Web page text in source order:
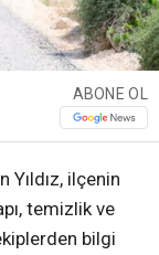
ABONE OL
Yıldız, ilçenin
temizlik ve
bilgi